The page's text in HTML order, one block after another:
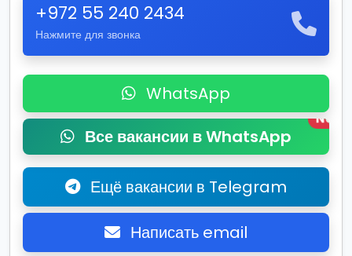
+972 55 240 2434
Нажмите для звонка
WhatsApp
Все вакансии в WhatsApp
New
Ещё вакансии в Telegram
Написать email